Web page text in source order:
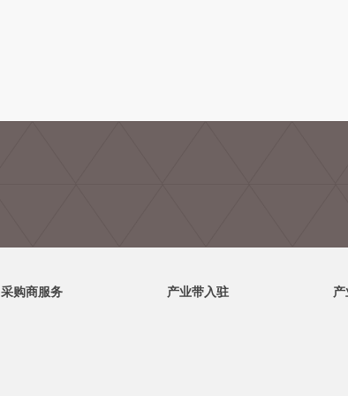
采购商服务 产业带入驻